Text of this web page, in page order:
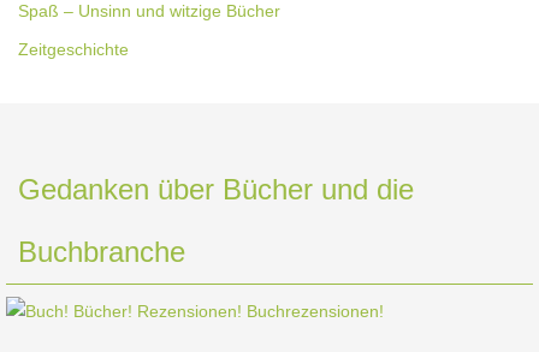
Spaß – Unsinn und witzige Bücher
Zeitgeschichte
Gedanken über Bücher und die
Buchbranche